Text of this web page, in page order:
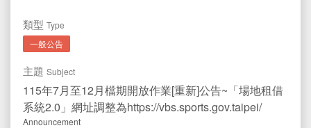
文件專區
運動中心
水域活動登記 Registration
類型 Type
一般公告
主題 Subject
115年7月至12月檔期開放作業[重新]公告~「場地租借
系統2.0」網址調整為https://vbs.sports.gov.taipei/
Announcement